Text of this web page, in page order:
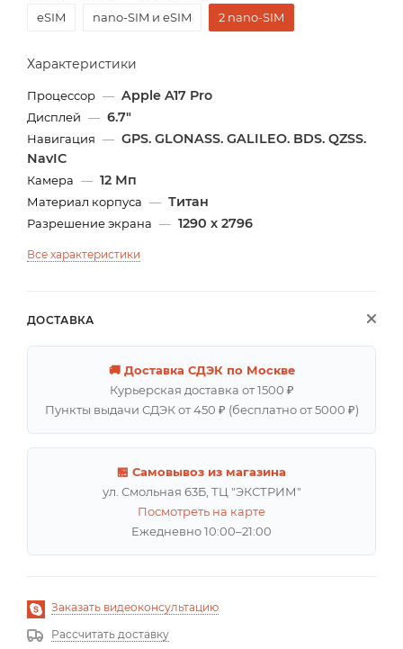
eSIM
nano-SIM и eSIM 2 nano-SIM
Характеристики
Процессор — Apple A17 Pro
Дисплей — 6.7"
Навигация — GPS. GLONASS. GALILEO. BDS. QZSS.
NavIC
Камера — 12 Мп
Материал корпуса — Титан
Разрешение экрана — 1290 x 2796
Все характеристики
ДОСТАВКА
🚚 Доставка СДЭК по Москве
Курьерская доставка от 1500 ₽
Пункты выдачи СДЭК от 450 ₽ (бесплатно от 5000 ₽)
🏪 Самовывоз из магазина
ул. Смольная 63Б, ТЦ "ЭКСТРИМ"
Посмотреть на карте
Ежедневно 10:00–21:00
Заказать видеоконсультацию
Рассчитать доставку